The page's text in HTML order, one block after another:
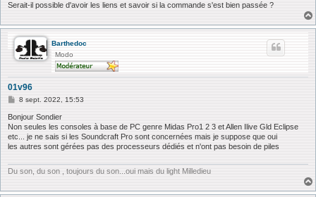
Serait-il possible d'avoir les liens et savoir si la commande s'est bien passée ?
Barthedoc
Modo
01v96
M
s
s
g
e
8 sept. 2022, 15:53
Bonjour Sondier
Non seules les consoles à base de PC genre Midas Pro1 2 3 et Allen Ilive Gld Eclipse
etc... je ne sais si les Soundcraft Pro sont concernées mais je suppose que oui
les autres sont gérées pas des processeurs dédiés et n'ont pas besoin de piles
Du son, du son , toujours du son...oui mais du light Milledieu